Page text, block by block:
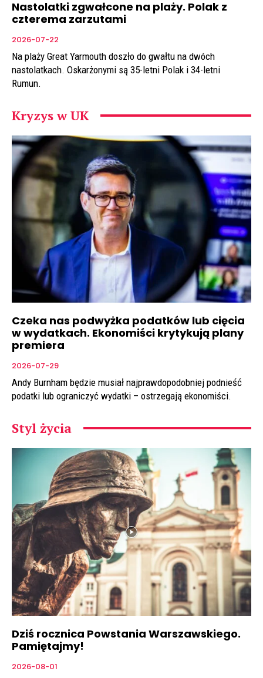
Nastolatki zgwałcone na plaży. Polak z
czterema zarzutami
2026-07-22
Na plaży Great Yarmouth doszło do gwałtu na dwóch
nastolatkach. Oskarżonymi są 35-letni Polak i 34-letni
Rumun.
Kryzys w UK
Czeka nas podwyżka podatków lub cięcia
w wydatkach. Ekonomiści krytykują plany
premiera
2026-07-29
Andy Burnham będzie musiał najprawdopodobniej podnieść
podatki lub ograniczyć wydatki – ostrzegają ekonomiści.
Styl życia
Dziś rocznica Powstania Warszawskiego.
Pamiętajmy!
2026-08-01